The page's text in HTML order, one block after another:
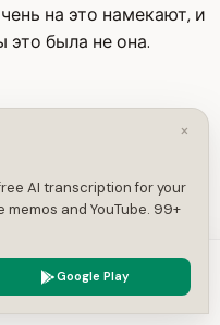
на это намекают, и
это была не она.
у нас есть
комната, нетронутая
намекает, что
возможно, даже
из города. С
×
AI transcription for your
and YouTube. 99+
Google Play